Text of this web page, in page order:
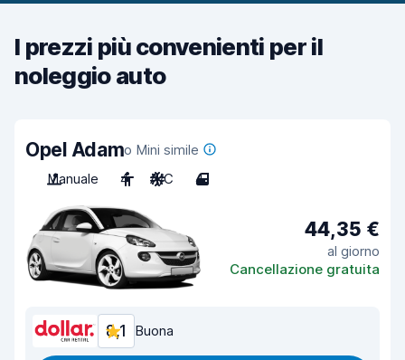
I prezzi più convenienti per il
noleggio auto
Opel Adamo Mini simile
Manuale
4 A/C 4
44,35 €
al giorno
Cancellazione gratuita
8,1 Buona